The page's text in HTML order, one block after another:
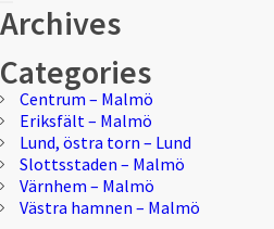
efter:
Sök
Archives
Categories
Centrum – Malmö
Eriksfält – Malmö
Lund, östra torn – Lund
Slottsstaden – Malmö
Värnhem – Malmö
Västra hamnen – Malmö